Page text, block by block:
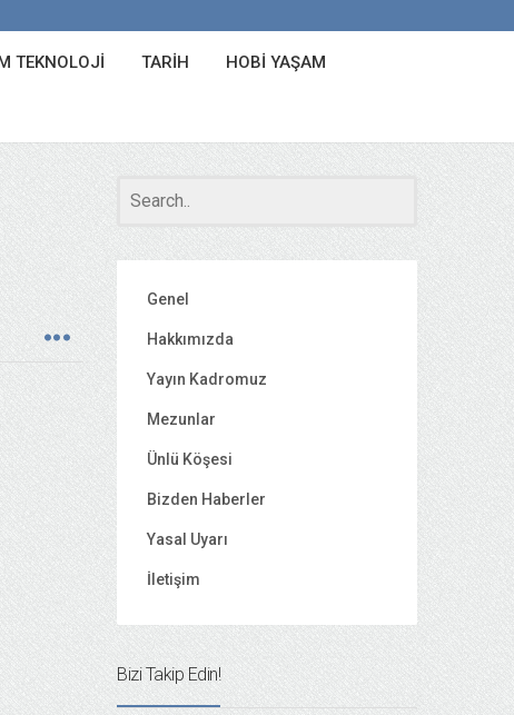
TEKNOLOJI TARIH HOBI YAŞAM
Genel
Hakkımızda
Yayın Kadromuz
Mezunlar
Ünlü Köşesi
Bizden Haberler
Yasal Uyarı
İletişim
Bizi Takip Edin!